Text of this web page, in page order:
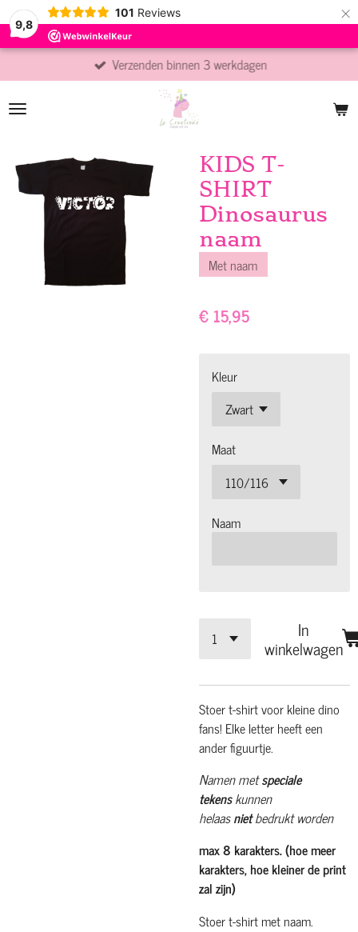
9,8
101 Reviews ×
Verzenden binnen 3 werkdagen
KIDS T-
SHIRT
Dinosaurus
naam
Met naam
€ 15,95
Kleur
Maat
Naam
In
winkelwagen
Stoer t-shirt voor kleine dino
fans! Elke letter heeft een
ander figuurtje.
Namen metspeciale
tekenskunnen
helaasnietbedrukt worden
max 8 karakters. (hoe meer
karakters, hoe kleiner de print
zal zijn)
Stoer t-shirt met naam.